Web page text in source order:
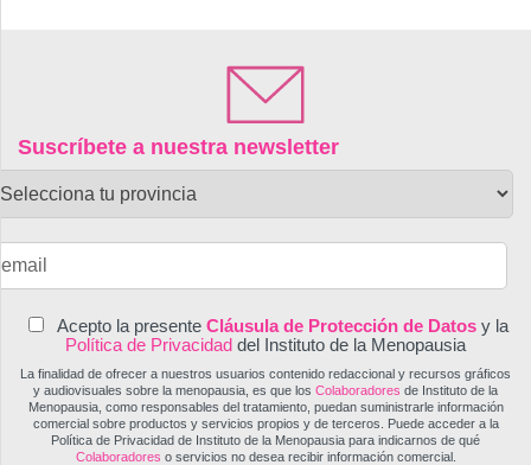
Suscríbete a nuestra newsletter
Acepto la presente Cláusula de Protección de Datosy la
Política de Privacidad del Instituto de la Menopausia
La finalidad de ofrecer a nuestros usuarios contenido redaccional y recursos gráficos
y audiovisuales sobre la menopausia, es que los Colaboradores de Instituto de la
Menopausia, como responsables del tratamiento, puedan suministrarle información
comercial sobre productos y servicios propios y de terceros. Puede acceder a la
Política de Privacidad de Instituto de la Menopausia para indicarnos de qué
Colaboradores o servicios no desea recibir información comercial.